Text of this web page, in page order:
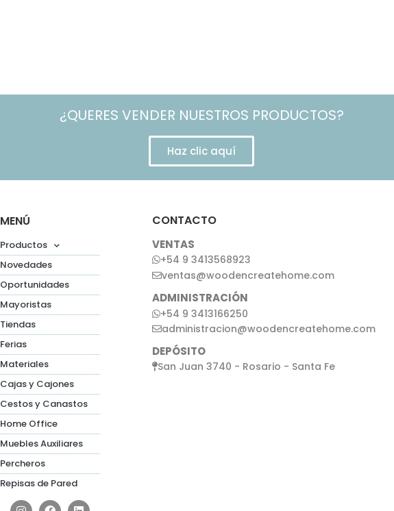
¿QUERES VENDER NUESTROS PRODUCTOS?
Haz clic aquí
MENÚ
Productos
Novedades
Oportunidades
Mayoristas
Tiendas
Ferias
Materiales
Cajas y Cajones
Cestos y Canastos
Home Office
Muebles Auxiliares
Percheros
Repisas de Pared
CONTACTO
VENTAS
+54 9 3413568923
ventas@woodencreatehome.com
ADMINISTRACIÓN
+54 9 3413166250
administracion@woodencreatehome.com
DEPÓSITO
San Juan 3740 - Rosario - Santa Fe